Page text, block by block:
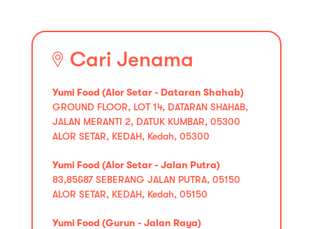
Cari Jenama
Yumi Food (Alor Setar - Dataran Shahab)
GROUND FLOOR, LOT 14, DATARAN SHAHAB,
JALAN MERANTI 2, DATUK KUMBAR, 05300
ALOR SETAR, KEDAH, Kedah, 05300
Yumi Food (Alor Setar - Jalan Putra)
83,85&87 SEBERANG JALAN PUTRA, 05150
ALOR SETAR, KEDAH, Kedah, 05150
Yumi Food (Gurun - Jalan Raya)